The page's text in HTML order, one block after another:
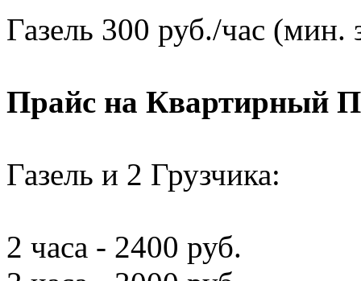
Газель 300 руб./час (мин.
Прайс на Квартирный
Газель и 2 Грузчика:
2 часа - 2400 руб.